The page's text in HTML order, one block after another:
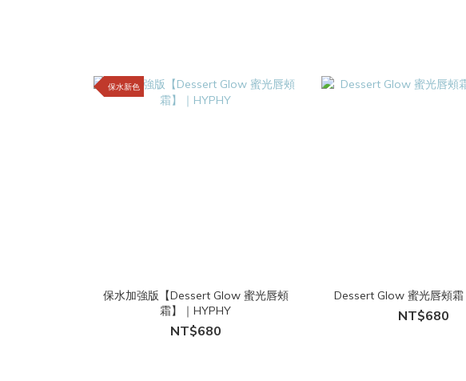
保水新色
保水加強版【Dessert Glow 蜜光唇頰
霜】｜HYPHY
NT$680
Dessert Glow 蜜光唇頰霜
NT$680